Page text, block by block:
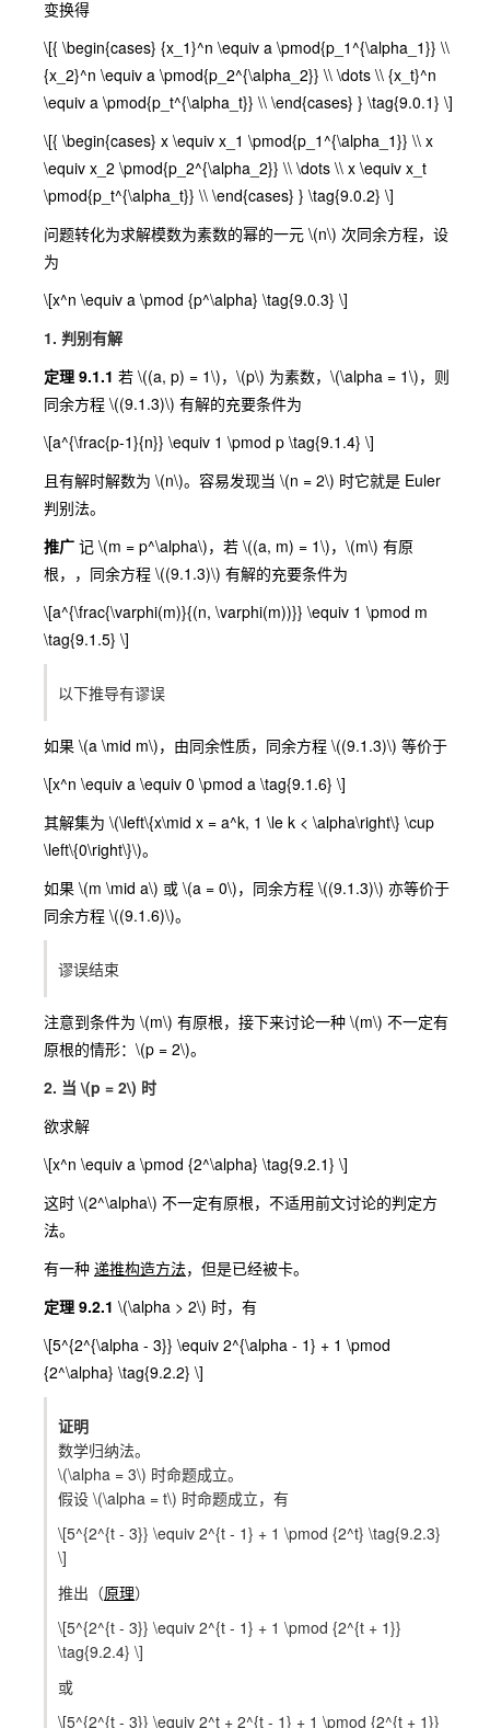
变换得
\[{ \begin{cases} {x_1}^n \equiv a \pmod{p_1^{\alpha_1}} \\
{x_2}^n \equiv a \pmod{p_2^{\alpha_2}} \\ \dots \\ {x_t}^n
\equiv a \pmod{p_t^{\alpha_t}} \\ \end{cases} } \tag{9.0.1} \]
\[{ \begin{cases} x \equiv x_1 \pmod{p_1^{\alpha_1}} \\ x
\equiv x_2 \pmod{p_2^{\alpha_2}} \\ \dots \\ x \equiv x_t
\pmod{p_t^{\alpha_t}} \\ \end{cases} } \tag{9.0.2} \]
问题转化为求解模数为素数的幂的一元 \(n\) 次同余方程，设
为
\[x^n \equiv a \pmod {p^\alpha} \tag{9.0.3} \]
1. 判别有解
定理 9.1.1 若 \((a, p) = 1\)， \(p\) 为素数， \(\alpha = 1\)，则
同余方程 \((9.1.3)\) 有解的充要条件为
\[a^{\frac{p-1}{n}} \equiv 1 \pmod p \tag{9.1.4} \]
且有解时解数为 \(n\)。容易发现当 \(n = 2\) 时它就是 Euler
判别法。
推广 记 \(m = p^\alpha\)，若 \((a, m) = 1\)， \(m\) 有原
根，，同余方程 \((9.1.3)\) 有解的充要条件为
\[a^{\frac{\varphi(m)}{(n, \varphi(m))}} \equiv 1 \pmod m
\tag{9.1.5} \]
以下推导有谬误
如果 \(a \mid m\)，由同余性质，同余方程 \((9.1.3)\) 等价于
\[x^n \equiv a \equiv 0 \pmod a \tag{9.1.6} \]
其解集为 \(\left\{x\mid x = a^k, 1 \le k < \alpha\right\} \cup
\left\{0\right\}\)。
如果 \(m \mid a\) 或 \(a = 0\)，同余方程 \((9.1.3)\) 亦等价于
同余方程 \((9.1.6)\)。
谬误结束
注意到条件为 \(m\) 有原根，接下来讨论一种 \(m\) 不一定有
原根的情形： \(p = 2\)。
2. 当\(p = 2\) 时
欲求解
\[x^n \equiv a \pmod {2^\alpha} \tag{9.2.1} \]
这时 \(2^\alpha\) 不一定有原根，不适用前文讨论的判定方
法。
有一种 递推构造方法，但是已经被卡。
定理 9.2.1 \(\alpha > 2\) 时，有
\[5^{2^{\alpha - 3}} \equiv 2^{\alpha - 1} + 1 \pmod
{2^\alpha} \tag{9.2.2} \]
证明
数学归纳法。
\(\alpha = 3\) 时命题成立。
假设 \(\alpha = t\) 时命题成立，有
\[5^{2^{t - 3}} \equiv 2^{t - 1} + 1 \pmod {2^t} \tag{9.2.3}
\]
推出（原理）
\[5^{2^{t - 3}} \equiv 2^{t - 1} + 1 \pmod {2^{t + 1}}
\tag{9.2.4} \]
或
\[5^{2^{t - 3}} \equiv 2^t + 2^{t - 1} + 1 \pmod {2^{t + 1}}